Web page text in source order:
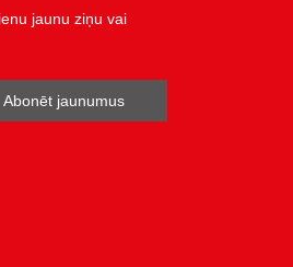
jaunu ziņu vai
Abonēt jaunumus